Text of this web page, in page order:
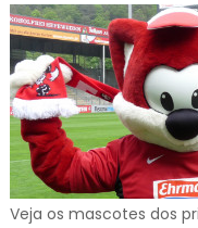
Veja os mascotes dos